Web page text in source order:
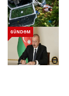
GÜNDƏM